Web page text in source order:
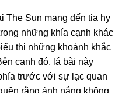
The Sun mang đến tia hy
những khía cạnh khác
thị những khoảnh khắc
cạnh đó, lá bài này
trước với sự lạc quan
rằng ánh nắng không